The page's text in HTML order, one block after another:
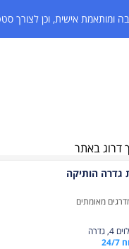
ומותאמת אישית, וכן לצורך
דרוג באתר
גדרה הותיקה
מאומתים
גדרה
7